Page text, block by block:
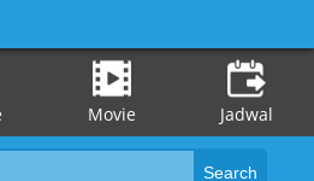
Movie Jadwal